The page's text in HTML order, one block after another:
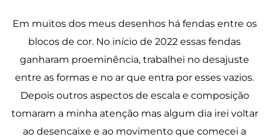
Em muitos dos meus desenhos há fendas entre os
blocos de cor. No início de 2022 essas fendas
ganharam proeminência, trabalhei no desajuste
entre as formas e no ar que entra por esses vazios.
Depois outros aspectos de escala e composição
tomaram a minha atenção mas algum dia irei voltar
ao desencaixe e ao movimento que comecei a